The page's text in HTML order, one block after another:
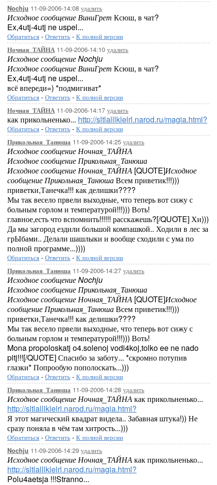
Nochju 11-09-2006-14:08 удалить
Исходное сообщение ВиниГрет Ксюш, в чат?
Ex,4utj-4utj ne uspel...
Обратиться - Ответить - К полной версии
Ночная_ТАЙНА 11-09-2006-14:10 удалить
Исходное сообщение Nochju
Исходное сообщение ВиниГрет Ксюш, в чат?
Ex,4utj-4utj ne uspel...
всё впереди=) *подмигиват*
Обратиться - Ответить - К полной версии
Ночная_ТАЙНА 11-09-2006-14:17 удалить
как прикольненько... http://sltlalllklelrl.narod.ru/magia.html?
Обратиться - Ответить - К полной версии
Прикольная_Танюша 11-09-2006-14:25 удалить
Исходное сообщение Ночная_ТАЙНА
Исходное сообщение Прикольная_Танюша
Исходное сообщение Ночная_ТАЙНА [QUOTE]Исходное
сообщение Прикольная_ТанюшаВсем приветик!!!)))
приветки,Танечка!!! как делишки????
Мы так весело првели выходные, что теперь вот сижу с
больным горлом и температурой!!!))) Воть!
главное,есть что вспомнить!!!!!! расскажешь?[/QUOTE] Хи)))
Да мы загород ездили большой компашкой.. Ходили в лес за
грЫбами.. Делали шашлыки и вообще сходили с ума по
полной программе...))))
Обратиться - Ответить - К полной версии
Прикольная_Танюша 11-09-2006-14:27 удалить
Исходное сообщение Nochju
Исходное сообщение Прикольная_Танюша
Исходное сообщение Ночная_ТАЙНА [QUOTE]Исходное
сообщение Прикольная_ТанюшаВсем приветик!!!)))
приветки,Танечка!!! как делишки????
Мы так весело првели выходные, что теперь вот сижу с
больным горлом и температурой!!!))) Воть!
Mona propoloskatj o4.solenoj vodi4koj,tolko ee ne nado
pitj!!![/QUOTE] Спасибо за заботу... *скромно потупив
глазки* Попрообую пополоскать...)))
Обратиться - Ответить - К полной версии
Прикольная_Танюша 11-09-2006-14:28 удалить
Исходное сообщение Ночная_ТАЙНАкак прикольненько...
http://sltlalllklelrl.narod.ru/magia.html?
Я этот магический квадрат видела.. Забавная штука!)) Не
сразу поняла в чём там хитрость...)))
Обратиться - Ответить - К полной версии
Nochju 11-09-2006-14:29 удалить
Исходное сообщение Ночная_ТАЙНАкак прикольненько...
http://sltlalllklelrl.narod.ru/magia.html?
Polu4aetsja !!!Stranno...